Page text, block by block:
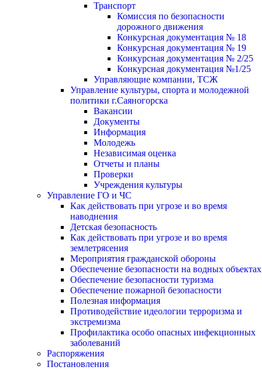
Транспорт
Комиссия по безопасности
дорожного движения
Конкурсная документация № 18
Конкурсная документация № 19
Конкурсная документация № 2/25
Конкурсная документация №1/25
Управляющие компании, ТСЖ
Управление культуры, спорта и молодежной
политики г.Саяногорска
Вакансии
Документы
Информация
Молодежь
Независимая оценка
Отчеты и планы
Проверки
Учреждения культуры
Управление ГО и ЧС
Как действовать при угрозе и во время
наводнения
Детская безопасность
Как действовать при угрозе и во время
землетрясения
Мероприятия гражданской обороны
Обеспечение безопасности на водных объектах
Обеспечение безопасности туризма
Обеспечение пожарной безопасности
Полезная информация
Противодействие идеологии терроризма и
экстремизма
Профилактика особо опасных инфекционных
заболеваний
Распоряжения
Постановления